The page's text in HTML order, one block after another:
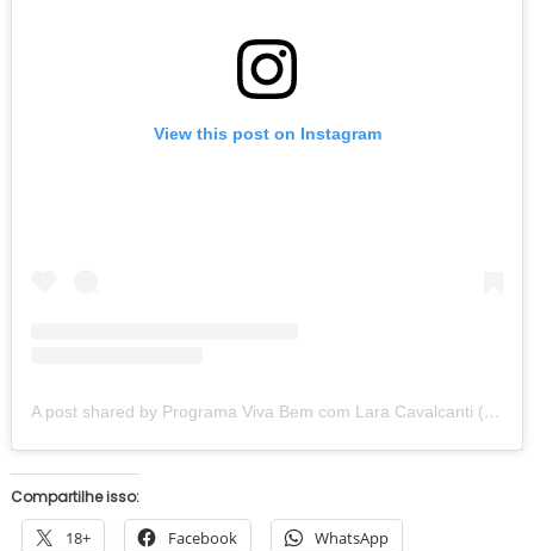
View this post on Instagram
A post shared by Programa Viva Bem com Lara Cavalcanti (@programavivabempnz)
Compartilhe isso:
18+ Facebook WhatsApp